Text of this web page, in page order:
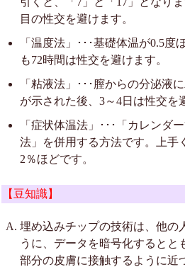
目の性交を避けます。
「温度法」･･･基礎体温が0.5度
も72時間は性交を避けます。
「粘液法」･･･膣からの分泌液
が示された後、3～4日は性交を
「症状体温法」･･･「カレンダ
法」を併用する方法です。上手
2％ほどです。
【豆知識】
埋め込みチップの技術は、他の
うに、データを暗号化するとと
部分の皮膚に接触するように近